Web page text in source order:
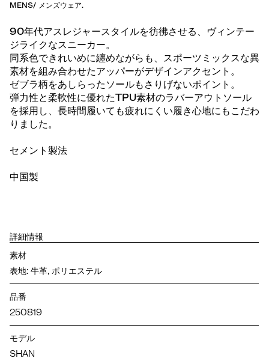
MENS/ メンズウェア.
90年代アスレジャースタイルを彷彿させる、ヴィンテー
ジライクなスニーカー。
同系色できれいめに纏めながらも、スポーツミックスな異
素材を組み合わせたアッパーがデザインアクセント。
ゼブラ柄をあしらったソールもさりげないポイント。
弾力性と柔軟性に優れたTPU素材のラバーアウトソール
を採用し、長時間履いても疲れにくい履き心地にもこだわ
りました。
セメント製法
中国製
詳細情報
素材
表地: 牛革, ポリエステル
品番
250819
モデル
SHAN